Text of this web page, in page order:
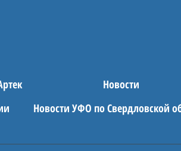
Новости
Новости УФО по Свердловской